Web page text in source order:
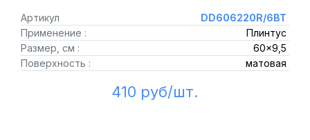
Артикул
DD606220R/6BT
Применение :
Плинтус
Размер, см :
60x9,5
Поверхность :
матовая
410 руб/шт.